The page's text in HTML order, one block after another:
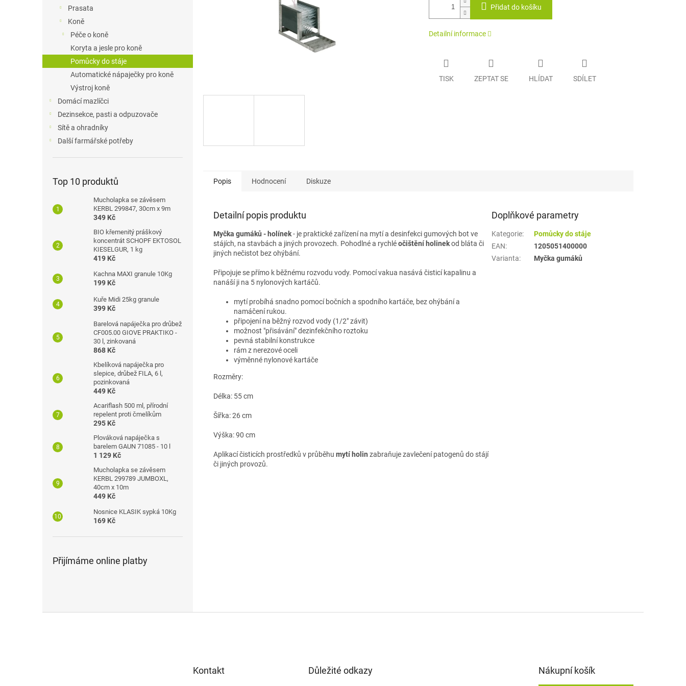
Prasata
Koně
Péče o koně
Koryta a jesle pro koně
Pomůcky do stáje
Automatické nápaječky pro koně
Výstroj koně
Domácí mazlíčci
Dezinsekce, pasti a odpuzovače
Sítě a ohradníky
Další farmářské potřeby
Top 10 produktů
Mucholapka se závěsem
KERBL 299847, 30cm x 9m
349 Kč
BIO křemenitý práškový
koncentrát SCHOPF EKTOSOL
KIESELGUR, 1 kg
419 Kč
Kachna MAXI granule 10Kg
199 Kč
Kuře Midi 25kg granule
399 Kč
Barelová napáječka pro drůbež
CF005.00 GIOVE PRAKTIKO -
30 l, zinkovaná
868 Kč
Kbelíková napáječka pro
slepice, drůbež FILA, 6 l,
pozinkovaná
449 Kč
Acariflash 500 ml, přírodní
repelent proti čmelíkům
295 Kč
Plováková napáječka s
barelem GAUN 71085 - 10 l
1 129 Kč
Mucholapka se závěsem
KERBL 299789 JUMBOXL,
40cm x 10m
449 Kč
Nosnice KLASIK sypká 10Kg
169 Kč
Přijímáme online platby
Přidat do košíku
Detailní informace
TISK ZEPTAT SE HLÍDAT SDÍLET
Popis Hodnocení Diskuze
Detailní popis produktu
Myčka gumáků - holínek- je praktické zařízení na mytí a desinfekci gumových bot ve
stájích, na stavbách a jiných provozech. Pohodlné a rychléočištění holinekod bláta či
jiných nečistot bez ohýbání.
Připojuje se přímo k běžnému rozvodu vody. Pomocí vakua nasává čisticí kapalinu a
nanáší ji na 5 nylonových kartáčů.
mytí probíhá snadno pomocí bočních a spodního kartáče, bez ohýbání a
namáčení rukou.
připojení na běžný rozvod vody (1/2" závit)
možnost "přisávání" dezinfekčního roztoku
pevná stabilní konstrukce
rám z nerezové oceli
výměnné nylonové kartáče
Rozměry:
Délka: 55 cm
Šířka: 26 cm
Výška: 90 cm
Aplikací čisticích prostředků v průběhu mytí holin zabraňuje zavlečení patogenů do stájí
či jiných provozů.
Doplňkové parametry
Kategorie:
Pomůcky do stáje
EAN:
1205051400000
Varianta: Myčka gumáků
Kontakt Důležité odkazy Nákupní košík